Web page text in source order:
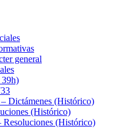
general
Dictámenes (Histórico)
(Histórico)
(Histórico)